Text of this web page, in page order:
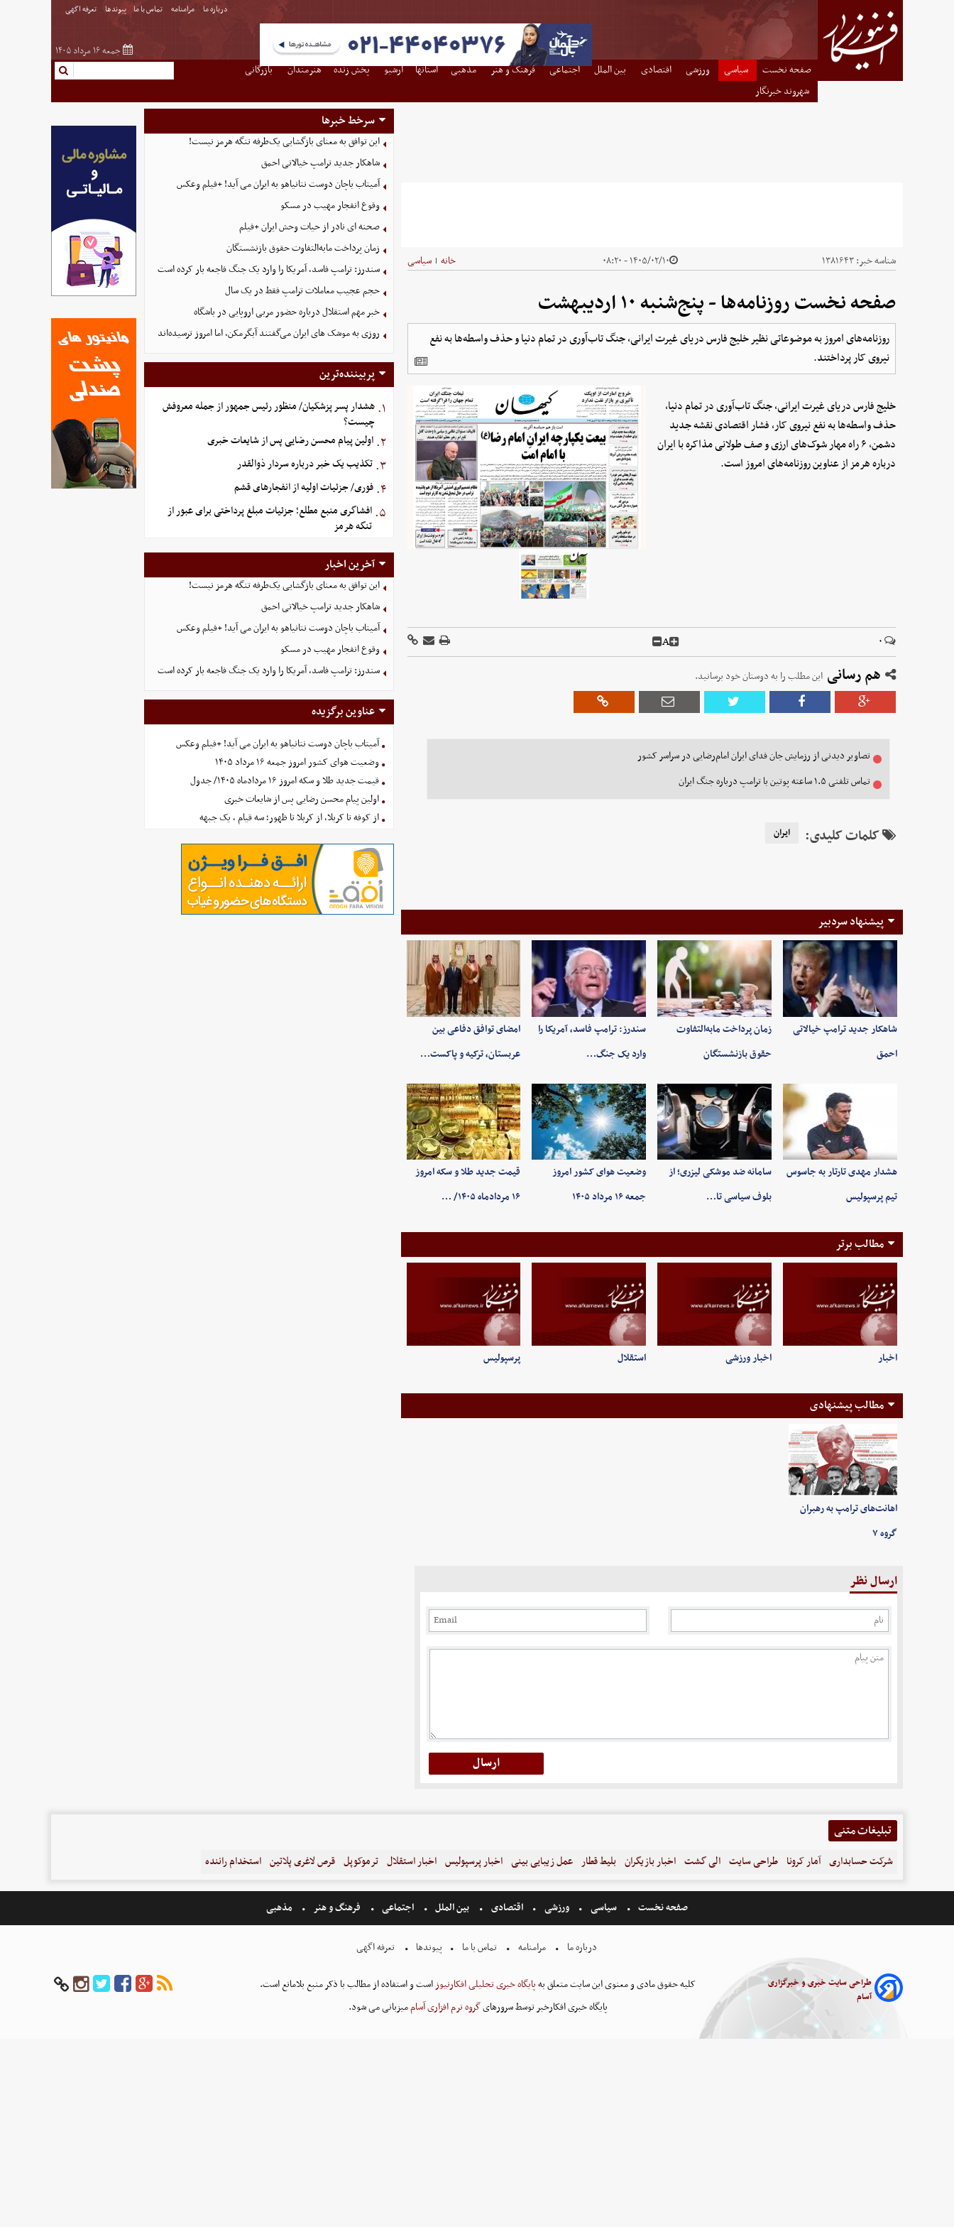
درباره ما مرامنامه تماس با ما پیوندها تعرفه اگهی
جمعه ۱۶ مرداد ۱۴۰۵
صفحه نخست سیاسی ورزشی اقتصادی بین الملل اجتماعی فرهنگ و هنر مذهبی استانها آرشیو پخش زنده هنرمندان
بازرگانی
شهروند خبرنگار
شناسه خبر:۱۳۸۱۶۴۳ ۱۴۰۵/۰۲/۱۰ - ۰۸:۲۰ خانه | سیاسی
صفحه نخست روزنامه‌ها - پنج‌شنبه ۱۰ اردیبهشت
روزنامه‌های امروز به موضوعاتی نظیر خلیج فارس دریای غیرت ایرانی، جنگ تاب‌آوری در تمام دنیا و حذف واسطه‌ها به نفع
نیروی کار پرداختند.
خلیج فارس دریای غیرت ایرانی، جنگ تاب‌آوری در تمام دنیا،
حذف واسطه‌ها به نفع نیروی کار، فشار اقتصادی نقشه جدید
دشمن، ۶ راه مهار شوک‌های ارزی و صف طولانی مذاکره با ایران
درباره هرمز از عناوین روزنامه‌های امروز است.
۰ A
هم رسانی این مطلب را به دوستان خود برسانید.
تصاویر دیدنی از رزمایش جان فدای ایران امام‌رضایی در سراسر کشور
تماس تلفنی ۱.۵ ساعته پوتین با ترامپ درباره جنگ ایران
کلمات کلیدی: ایران
پیشنهاد سردبیر
شاهکار جدید ترامپ خیالاتی
احمق
زمان پرداخت مابه‌التفاوت
حقوق بازنشستگان
سندرز: ترامپ فاسد، آمریکا را
وارد یک جنگ…
امضای توافق دفاعی بین
عربستان، ترکیه و پاکست…
هشدار مهدی تارتار به جاسوس
تیم پرسپولیس
سامانه ضد موشکی لیزری؛ از
بلوف سیاسی تا…
وضعیت هوای کشور امروز
جمعه ۱۶ مرداد ۱۴۰۵
قیمت جدید طلا و سکه امروز
۱۶ مردادماه ۱۴۰۵/ …
مطالب برتر
اخبار اخبار ورزشی استقلال پرسپولیس
مطالب پیشنهادی
اهانت‌های ترامپ به رهبران
گروه ۷
ارسال نظر
سرخط خبرها
این توافق به معنای بازگشایی یک‌طرفه تنگه هرمز نیست!
شاهکار جدید ترامپ خیالاتی احمق
آمیتاب باچان دوست نتانیاهو به ایران می آید! +فیلم وعکس
وقوع انفجار مهیب در مسکو
صحنه ای نادر از حیات وحش ایران +فیلم
زمان پرداخت مابه‌التفاوت حقوق بازنشستگان
سندرز: ترامپ فاسد، آمریکا را وارد یک جنگ فاجعه بار کرده است
حجم عجیب معاملات ترامپ فقط در یک سال
خبر مهم استقلال درباره حضور مربی اروپایی در باشگاه
روزی به موشک‌ های ایران می‌گفتند آبگرمکن، اما امروز ترسیده‌اند
پربیننده‌ترین
۱. هشدار پسر پزشکیان/ منظور رئیس جمهور از جمله معروفش
چیست؟
۲. اولین پیام محسن رضایی پس از شایعات خبری
۳. تکذیب یک خبر درباره سردار ذوالقدر
۴. فوری/ جزئیات اولیه از انفجارهای قشم
۵. افشاگری منبع مطلع؛ جزئیات مبلغ پرداختی برای عبور از
تنگه هرمز
آخرین اخبار
این توافق به معنای بازگشایی یک‌طرفه تنگه هرمز نیست!
شاهکار جدید ترامپ خیالاتی احمق
آمیتاب باچان دوست نتانیاهو به ایران می آید! +فیلم وعکس
وقوع انفجار مهیب در مسکو
سندرز: ترامپ فاسد، آمریکا را وارد یک جنگ فاجعه بار کرده است
عناوین برگزیده
آمیتاب باچان دوست نتانیاهو به ایران می آید! +فیلم وعکس
وضعیت هوای کشور امروز جمعه ۱۶ مرداد ۱۴۰۵
قیمت جدید طلا و سکه امروز ۱۶ مردادماه ۱۴۰۵/ جدول
اولین پیام محسن رضایی پس از شایعات خبری
از کوفه تا کربلا، از کربلا تا ظهور؛ سه قیام ، یک جبهه
تبلیغات متنی
شرکت حسابداری آمار کرونا طراحی سایت الی گشت اخبار بازیگران بلیط قطار عمل زیبایی بینی اخبار پرسپولیس اخبار استقلال ترموکوپل قرص لاغری پلاتین استخدام راننده
صفحه نخست سیاسی ورزشی اقتصادی بین الملل اجتماعی فرهنگ و هنر مذهبی
درباره ما مرامنامه تماس با ما پیوندها تعرفه اگهی
طراحی سایت خبری و خبرگزاری
آسام
کلیه حقوق مادی و معنوی این سایت متعلق بهپایگاه خبری تحلیلی افکارنیوزاست و استفاده از مطالب با ذکر منبع بلامانع است.
پایگاه خبری افکارخبر توسط سرورهایگروه نرم افزاری آساممیزبانی می شود.